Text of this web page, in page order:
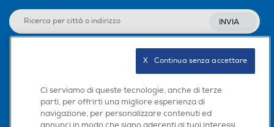
INVIA
Ci serviamo di queste tecnologie, anche di terze
parti, per offrirti una migliore esperienza di
navigazione, per personalizzare contenuti ed
X   Continua senza accettare